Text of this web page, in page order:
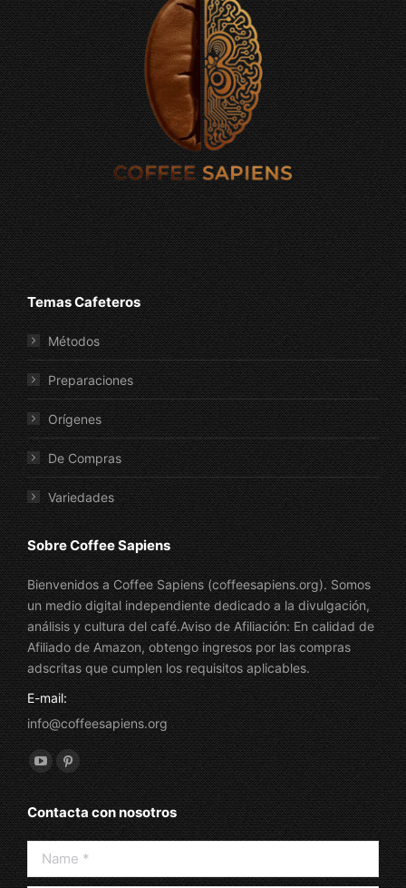
Temas Cafeteros
Métodos
Preparaciones
Orígenes
De Compras
Variedades
Sobre Coffee Sapiens
Bienvenidos a Coffee Sapiens (coffeesapiens.org). Somos
un medio digital independiente dedicado a la divulgación,
análisis y cultura del café.Aviso de Afiliación: En calidad de
Afiliado de Amazon, obtengo ingresos por las compras
adscritas que cumplen los requisitos aplicables.
E-mail:
info@coffeesapiens.org
Find us on:
YouTube
page
opens
in
new
Pinterest
page
opens
in
new
Contacta con nosotros
Name *